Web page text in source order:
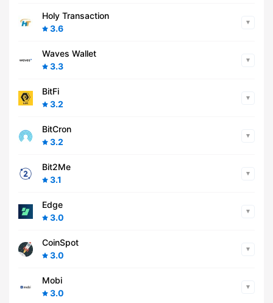
Holy Transaction
3.6
Waves Wallet
3.3
BitFi
3.2
BitCron
3.2
Bit2Me
3.1
Edge
3.0
CoinSpot
3.0
Mobi
3.0